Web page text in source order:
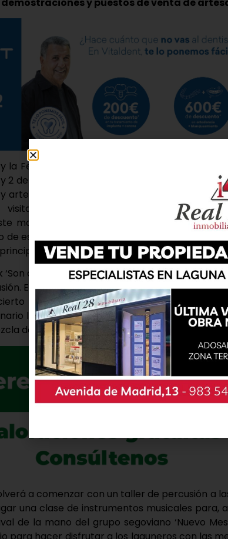
y la Feria de Artesanía ‘Artelago’ volverán a
2 de junio. Estos dos encuentros, que ponen de
artesanal, combinándolo con la modernidad
dos jornadas con variedad de
modo, el entorno del lago se va a
de esta cita con la cultura donde los talleres,
protagonistas.
‘Son de aquí’ dará comienzo el sábado día 1 a
Ese mismo día, a las 19:00 horas, el grupo
donde presentará su disco ‘soMos’ y, a
los aragoneses ‘Olga y los Ministriles’,
de tradición y modernidad folk.
a comenzar con un taller de percusión a
una clase de instrumentos musicales para,
de la mano del grupo segoviano ‘Nuevo
para hacer disfrutar a los laguneros con las